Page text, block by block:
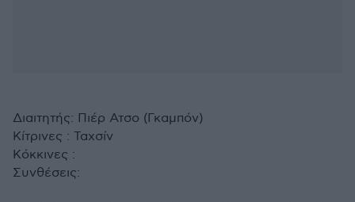
Διαιτητής: Πιέρ Ατσο (Γκαμπόν)
Κίτρινες : Ταχσίν
Κόκκινες :
Συνθέσεις: